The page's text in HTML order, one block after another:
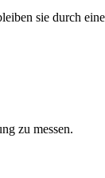
sie durch
zu messen.